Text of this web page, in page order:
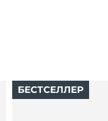
БЕСТСЕЛЛЕР